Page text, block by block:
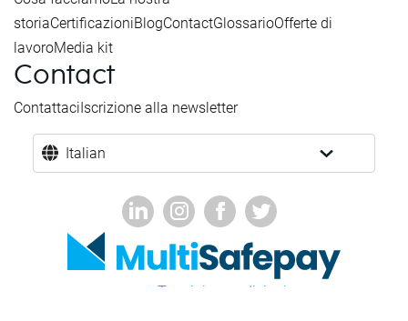
storiaCertificazioniBlogContactGlossarioOfferte di
lavoroMedia kit
Contact
ContattaciIscrizione alla newsletter
Italian
Termini e condizioni